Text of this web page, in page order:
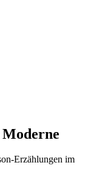
Erzählungen im